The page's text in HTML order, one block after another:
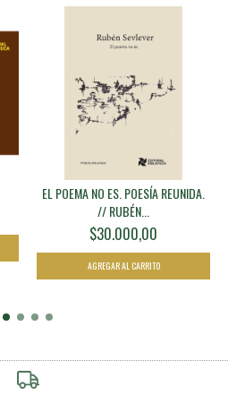
EL POEMA NO ES. POESÍA REUNIDA.
// RUBÉN...
$30.000,00